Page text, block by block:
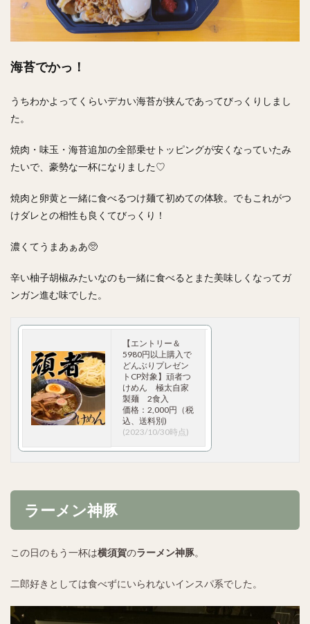
海苔でかっ！
うちわかよってくらいデカい海苔が挟んであってびっくりしまし
た。
焼肉・味玉・海苔追加の全部乗せトッピングが安くなっていたみ
たいで、豪勢な一杯になりました♡
焼肉と卵黄と一緒に食べるつけ麺て初めての体験。でもこれがつ
けダレとの相性も良くてびっくり！
濃くてうまあぁあ🥺
辛い柚子胡椒みたいなのも一緒に食べるとまた美味しくなってガ
ンガン進む味でした。
【エントリー＆
5980円以上購入で
どんぶりプレゼン
トCP対象】頑者つ
けめん 極太自家
製麺 2食入
価格：2,000円（税
込、送料別)
(2023/10/30時点)
ラーメン神豚
この日のもう一杯は横須賀のラーメン神豚。
二郎好きとしては食べずにいられないインスパ系でした。